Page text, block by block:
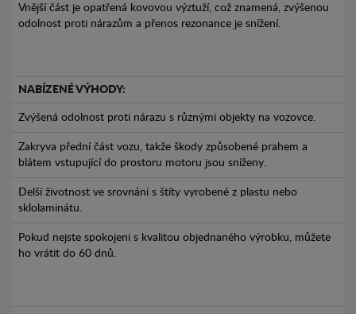
Vnější část je opatřená kovovou výztuží, což znamená, zvýšenou
odolnost proti nárazům a přenos rezonance je snížení.
NABÍZENÉ VÝHODY:
Zvýšená odolnost proti nárazu s různými objekty na vozovce.
Zakryva přední část vozu, takže škody způsobené prahem a
blátem vstupující do prostoru motoru jsou sníženy.
Delší životnost ve srovnání s štíty vyrobené z plastu nebo
sklolaminátu.
Pokud nejste spokojeni s kvalitou objednaného výrobku, můžete
ho vrátit do 60 dnů.